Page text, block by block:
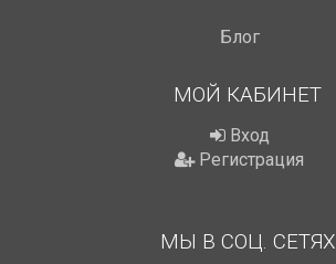
Блог
МОЙ КАБИНЕТ
Вход
Регистрация
МЫ В СОЦ. СЕТЯХ